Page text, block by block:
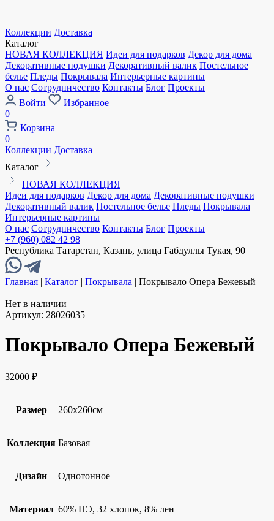
|
Коллекции Доставка
Каталог
НОВАЯ КОЛЛЕКЦИЯ Идеи для подарков Декор для дома
Декоративные подушки Декоративный валик Постельное
белье Пледы Покрывала Интерьерные картины
О нас Сотрудничество Контакты Блог Проекты
Войти
Избранное
0
Корзина
0
Коллекции Доставка
Каталог
НОВАЯ КОЛЛЕКЦИЯ
Идеи для подарков Декор для дома Декоративные подушки
Декоративный валик Постельное белье Пледы Покрывала
Интерьерные картины
О нас Сотрудничество Контакты Блог Проекты
+7 (960) 082 42 98
Республика Татарстан, Казань, улица Габдуллы Тукая, 90
Главная | Каталог | Покрывала | Покрывало Опера Бежевый
Нет в наличии
Артикул: 28026035
Покрывало Опера Бежевый
32000 ₽
Размер 260х260см
Коллекция Базовая
Дизайн Однотонное
Материал 60% ПЭ, 32 хлопок, 8% лен